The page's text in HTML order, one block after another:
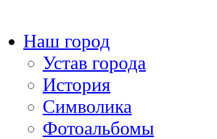
Наш город
Устав города
История
Символика
Фотоальбомы